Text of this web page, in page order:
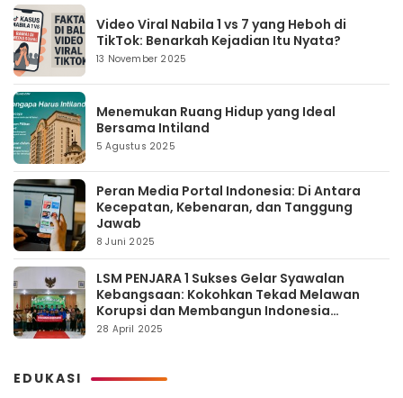
Video Viral Nabila 1 vs 7 yang Heboh di
TikTok: Benarkah Kejadian Itu Nyata?
13 November 2025
Menemukan Ruang Hidup yang Ideal
Bersama Intiland
5 Agustus 2025
Peran Media Portal Indonesia: Di Antara
Kecepatan, Kebenaran, dan Tanggung
Jawab
8 Juni 2025
LSM PENJARA 1 Sukses Gelar Syawalan
Kebangsaan: Kokohkan Tekad Melawan
Korupsi dan Membangun Indonesia
Berintegritas
28 April 2025
EDUKASI